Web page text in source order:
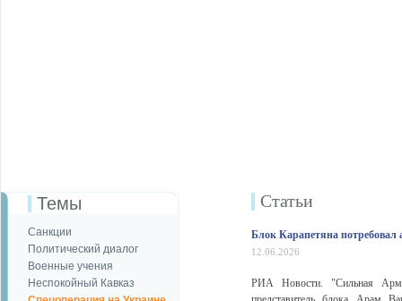
Темы
Санкции
Политический диалог
Военные учения
Неспокойный Кавказ
Статьи
Блок Карапетяна
12.06.2026
РИА Новости. "Сильная